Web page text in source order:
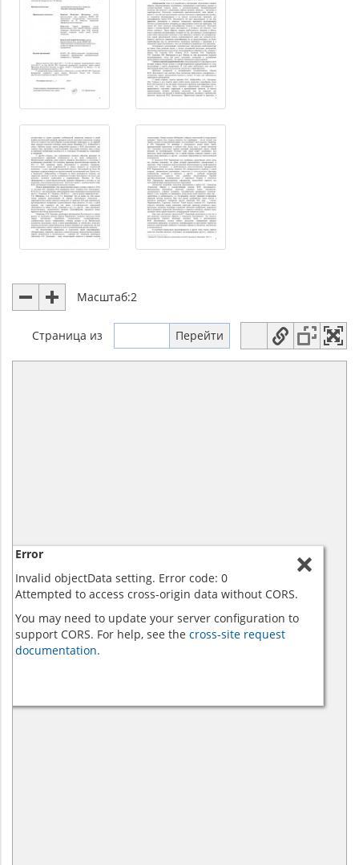
Масштаб:2
Страница из
Error
Invalid objectData setting. Error code: 0
Attempted to access cross-origin data without CORS.
You may need to update your server configuration to
support CORS. For help, see the cross-site request
documentation.